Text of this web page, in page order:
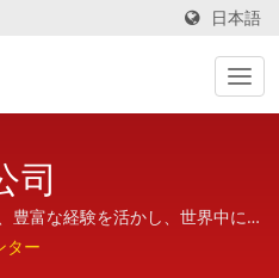
日本語
司
豊富な経験を活かし、世界中に
提供しています。
ター